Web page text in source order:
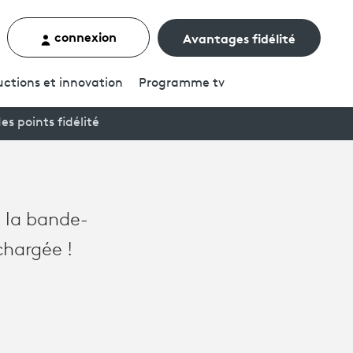
un contenu
connexion Avantages fidélité
et innovation Programme tv
points fidélité
la bande-
!